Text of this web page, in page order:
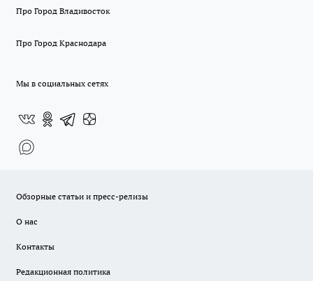
Про Город Владивосток
Про Город Краснодара
Мы в социальных сетях
Обзорные статьи и пресс-релизы
О нас
Контакты
Редакционная политика